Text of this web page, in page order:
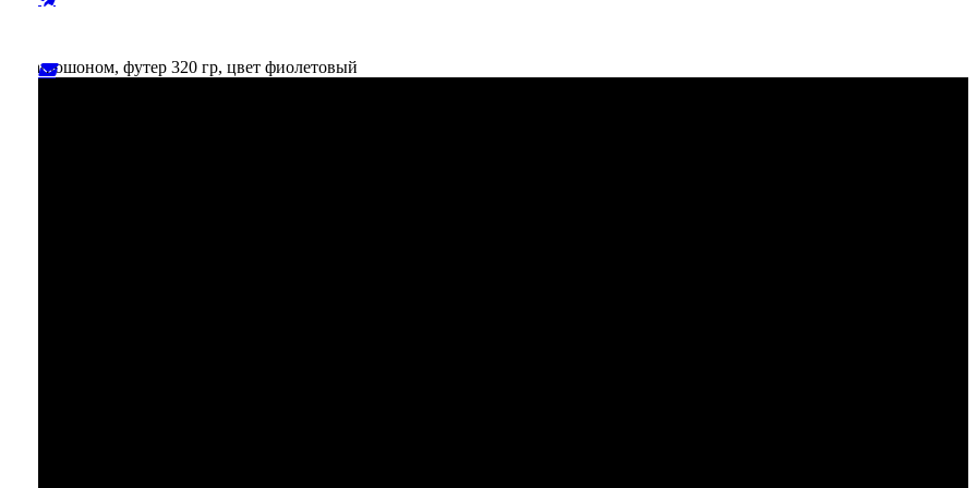
и капюшоном, футер 320 гр, цвет фиолетовый